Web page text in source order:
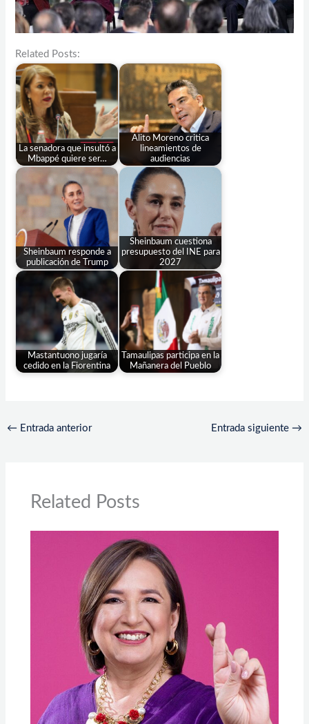
Related Posts:
La senadora que insultó a
Mbappé quiere ser…
Alito Moreno critica
lineamientos de
audiencias
Sheinbaum responde a
publicación de Trump
Sheinbaum cuestiona
presupuesto del INE para
2027
Mastantuono jugaría
cedido en la Fiorentina
Tamaulipas participa en la
Mañanera del Pueblo
← Entrada anterior Entrada siguiente →
Related Posts